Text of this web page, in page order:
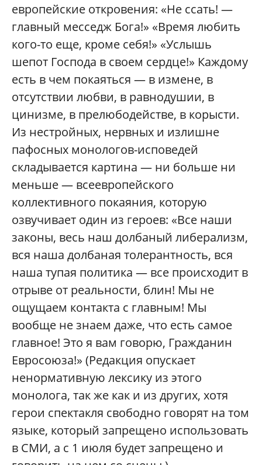
европейские откровения: «Не ссать! —
главный месседж Бога!» «Время любить
кого-то еще, кроме себя!» «Услышь
шепот Господа в своем сердце!» Каждому
есть в чем покаяться — в измене, в
отсутствии любви, в равнодушии, в
цинизме, в прелюбодействе, в корысти.
Из нестройных, нервных и излишне
пафосных монологов-исповедей
складывается картина — ни больше ни
меньше — всеевропейского
коллективного покаяния, которую
озвучивает один из героев: «Все наши
законы, весь наш долбаный либерализм,
вся наша долбаная толерантность, вся
наша тупая политика — все происходит в
отрыве от реальности, блин! Мы не
ощущаем контакта с главным! Мы
вообще не знаем даже, что есть самое
главное! Это я вам говорю, Гражданин
Евросоюза!» (Редакция опускает
ненормативную лексику из этого
монолога, так же как и из других, хотя
герои спектакля свободно говорят на том
языке, который запрещено использовать
в СМИ, а с 1 июля будет запрещено и